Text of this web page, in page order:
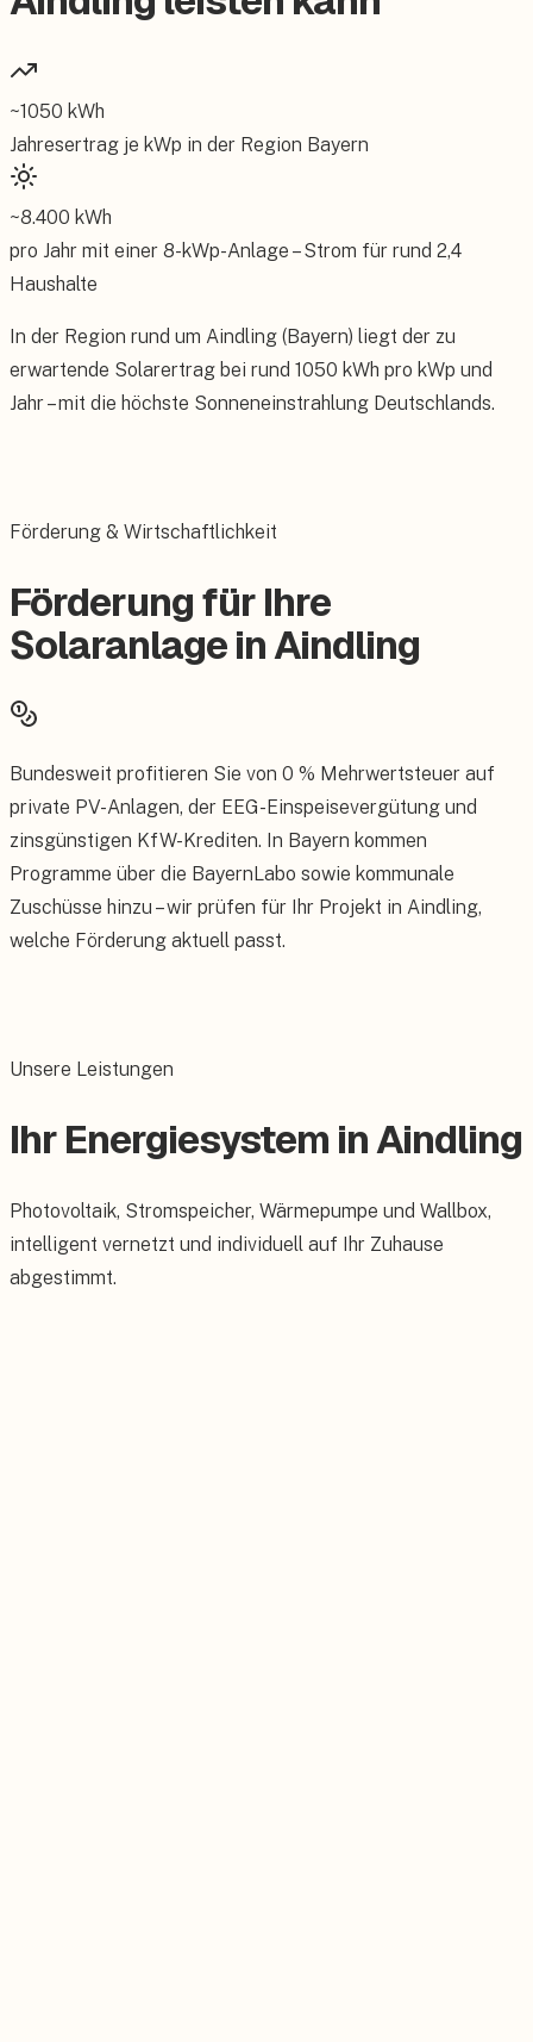
~1050 kWh
Jahresertrag je kWp in der Region Bayern
~8.400 kWh
pro Jahr mit einer 8-kWp-Anlage – Strom für rund 2,4
Haushalte
In der Region rund um Aindling (Bayern) liegt der zu
erwartende Solarertrag bei rund 1050 kWh pro kWp und
Jahr – mit die höchste Sonneneinstrahlung Deutschlands.
Förderung & Wirtschaftlichkeit
Förderung für Ihre
Solaranlage in Aindling
Bundesweit profitieren Sie von 0 % Mehrwertsteuer auf
private PV-Anlagen, der EEG-Einspeisevergütung und
zinsgünstigen KfW-Krediten. In Bayern kommen
Programme über die BayernLabo sowie kommunale
Zuschüsse hinzu – wir prüfen für Ihr Projekt in Aindling,
welche Förderung aktuell passt.
Unsere Leistungen
Ihr Energiesystem in Aindling
Photovoltaik, Stromspeicher, Wärmepumpe und Wallbox,
intelligent vernetzt und individuell auf Ihr Zuhause
abgestimmt.